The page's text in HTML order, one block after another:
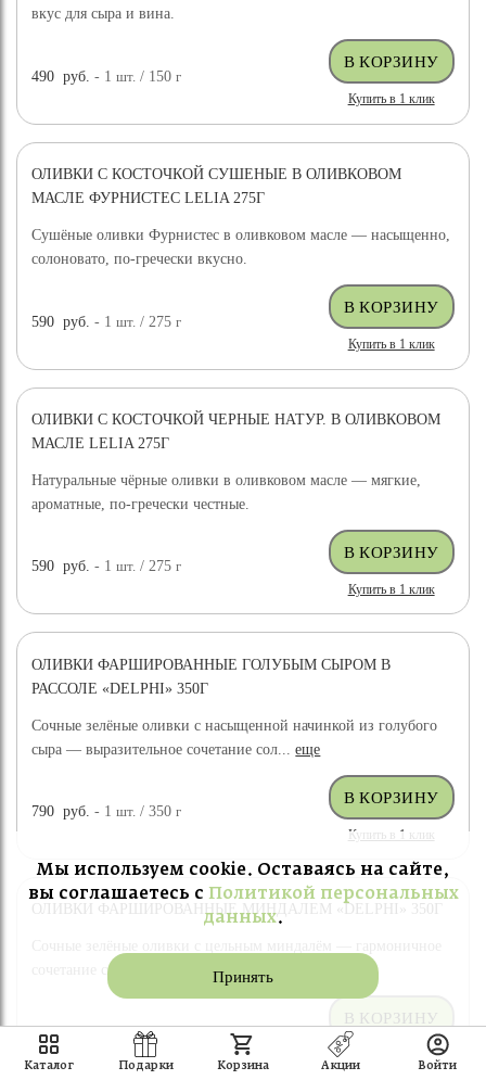
вкус для сыра и вина.
490 руб. - 1шт. / 150г
Купить в 1 клик
ОЛИВКИ С КОСТОЧКОЙ СУШЕНЫЕ В ОЛИВКОВОМ
МАСЛЕ ФУРНИСТЕС LELIA 275Г
Сушёные оливки Фурнистес в оливковом масле — насыщенно,
солоновато, по-гречески вкусно.
590 руб. - 1шт. / 275г
Купить в 1 клик
ОЛИВКИ С КОСТОЧКОЙ ЧЕРНЫЕ НАТУР. В ОЛИВКОВОМ
МАСЛЕ LELIA 275Г
Натуральные чёрные оливки в оливковом масле — мягкие,
ароматные, по-гречески честные.
590 руб. - 1шт. / 275г
Купить в 1 клик
ОЛИВКИ ФАРШИРОВАННЫЕ ГОЛУБЫМ СЫРОМ В
РАССОЛЕ «DELPHI» 350Г
Сочные зелёные оливки с насыщенной начинкой из голубого
сыра — выразительное сочетание сол...еще
790 руб. - 1шт. / 350г
Купить в 1 клик
ОЛИВКИ ФАРШИРОВАННЫЕ МИНДАЛЕМ «DELPHI» 350Г
сочетание солоноватого вкуса и мягк...
769 шт./ 350
Купить в 1 клик
Мы используем cookie. Оставаясь на сайте,
вы соглашаетесь с Политикой персональных
данных.
Принять
Каталог Подарки Корзина Акции Войти